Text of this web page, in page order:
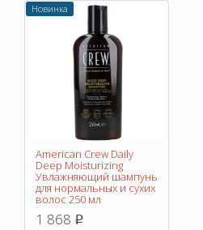
Новинка
American Crew Daily
Deep Moisturizing
Увлажняющий шампунь
для нормальных и сухих
волос 250 мл
1 868 p